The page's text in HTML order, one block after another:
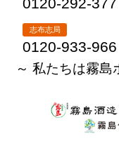
志布志局
0120-933-966
～ 私たちは霧